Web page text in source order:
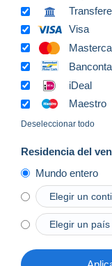
Visa
iDeal
Maestro
Deseleccionar todo
Residencia del
Mundo entero